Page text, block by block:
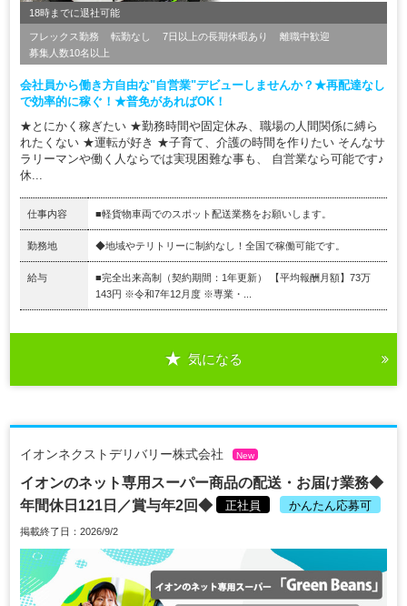
18時までに退社可能
フレックス勤務 転勤なし 7日以上の長期休暇あり
離職中歓迎
募集人数10名以上
会社員から働き方自由な"自営業"デビューしませんか？★再配達なし
で効率的に稼ぐ！★普免があればOK！
★とにかく稼ぎたい ★勤務時間や固定休み、職場の人間関係に縛ら
れたくない ★運転が好き ★子育て、介護の時間を作りたい そんなサ
ラリーマンや働く人ならでは実現困難な事も、 自営業なら可能です♪
休...
仕事内容 ■軽貨物車両でのスポット配送業務をお願いします。
勤務地 ◆地域やテリトリーに制約なし！全国で稼働可能です。
給与
■完全出来高制（契約期間：1年更新） 【平均報酬月額】73万
143円 ※令和7年12月度 ※専業・...
気になる
イオンネクストデリバリー株式会社 New
イオンのネット専用スーパー商品の配送・お届け業務◆
年間休日121日／賞与年2回◆
正社員 かんたん応募可
掲載終了日：2026/9/2